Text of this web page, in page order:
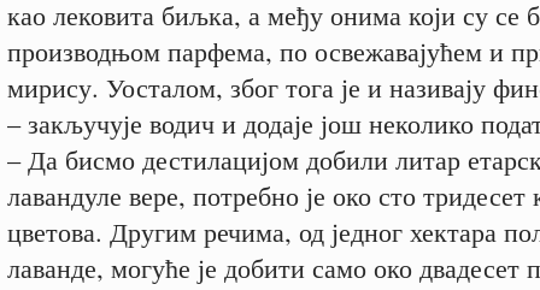
као лековита биљка, а међу онима који су се
производњом парфема, по освежавајућем и
мирису. Уосталом, због тога је и називају
– закључује водич и додаје још неколико
– Да бисмо дестилацијом добили литар
лавандуле вере, потребно је око сто тридесет
цветова. Другим речима, од једног хектара
лаванде, могуће је добити само око двадесет